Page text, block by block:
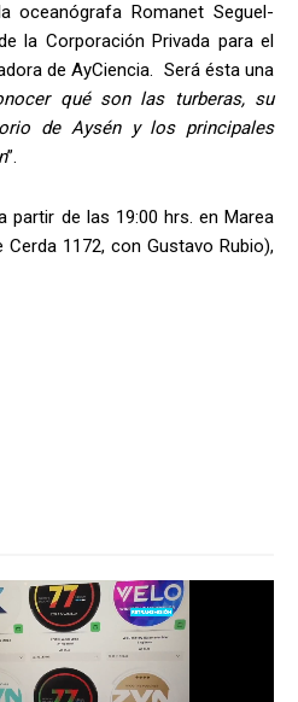
oceanógrafa Romanet Seguel-
la Corporación Privada para el
de AyCiencia. Será ésta una
qué son las turberas, su
de Aysén y los principales
”.
partir de las 19:00 hrs. en Marea
1172, con Gustavo Rubio),